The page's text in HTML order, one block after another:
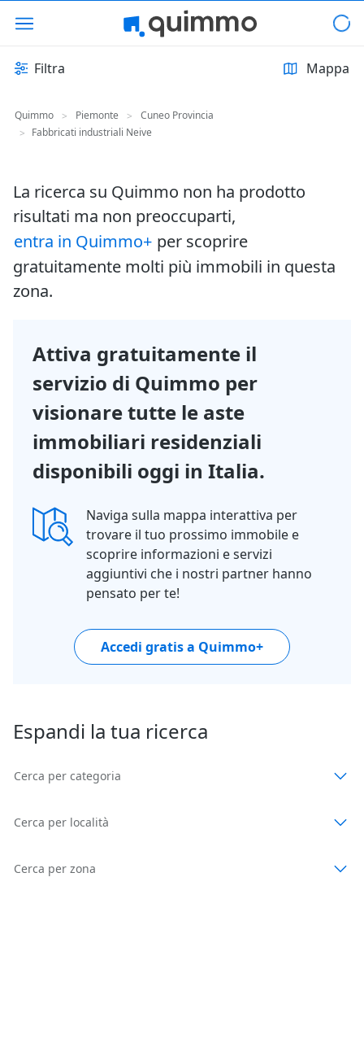
Filtra Mappa
Quimmo > Piemonte >
Cuneo Provincia
> Fabbricati industriali Neive
La ricerca su Quimmo non ha prodotto
risultati ma non preoccuparti,
entra in Quimmo+ per scoprire
gratuitamente molti più immobili in questa
zona.
Attiva gratuitamente il
servizio di Quimmo per
visionare tutte le aste
immobiliari residenziali
disponibili oggi in Italia.
Naviga sulla mappa interattiva per
trovare il tuo prossimo immobile e
scoprire informazioni e servizi
aggiuntivi che i nostri partner hanno
pensato per te!
Accedi gratis a Quimmo+
Espandi la tua ricerca
Cerca per categoria
Cerca per località
Cerca per zona